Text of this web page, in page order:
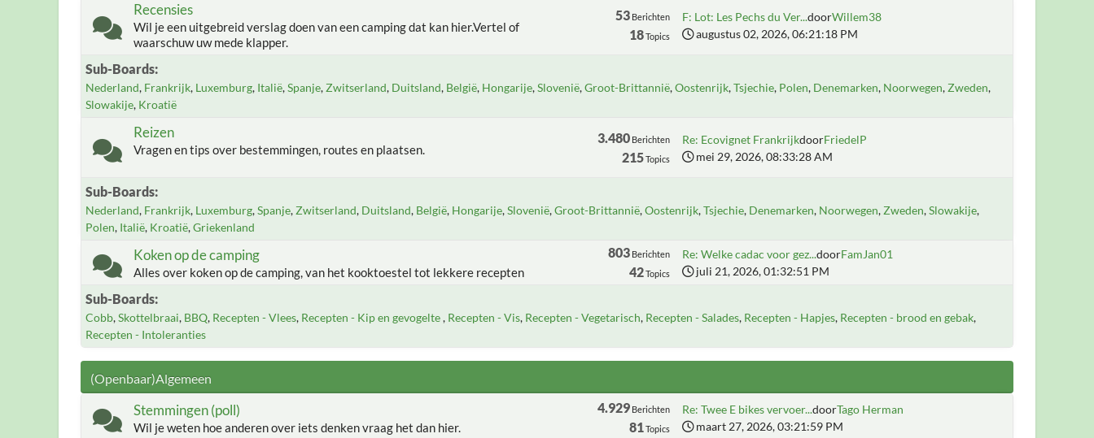
Recensies
Wil je een uitgebreid verslag doen van een camping dat kan hier.Vertel of
waarschuw uw mede klapper.
53Berichten
18Topics
F: Lot: Les Pechs du Ver...doorWillem38
augustus 02, 2026, 06:21:18 PM
Sub-Boards
Nederland Frankrijk Luxemburg Italië Spanje Zwitserland Duitsland België Hongarije Slovenië Groot-Brittannië Oostenrijk Tsjechie Polen Denemarken Noorwegen Zweden
Slowakije Kroatië
Reizen
Vragen en tips over bestemmingen, routes en plaatsen.
3.480Berichten
215Topics
Re: Ecovignet FrankrijkdoorFriedelP
mei 29, 2026, 08:33:28 AM
Sub-Boards
Nederland Frankrijk Luxemburg Spanje Zwitserland Duitsland België Hongarije Slovenië Groot-Brittannië Oostenrijk Tsjechie Denemarken Noorwegen Zweden Slowakije
Polen Italië Kroatië Griekenland
Koken op de camping
Alles over koken op de camping, van het kooktoestel tot lekkere recepten
803Berichten
42Topics
Re: Welke cadac voor gez...doorFamJan01
juli 21, 2026, 01:32:51 PM
Sub-Boards
Cobb Skottelbraai BBQ Recepten - Vlees Recepten - Kip en gevogelte Recepten - Vis Recepten - Vegetarisch Recepten - Salades Recepten - Hapjes Recepten - brood en gebak
Recepten - Intoleranties
(Openbaar)Algemeen
Stemmingen (poll)
Wil je weten hoe anderen over iets denken vraag het dan hier.
4.929Berichten
81 Topics
Re: Twee E bikes vervoer...doorTago Herman
maart 27, 2026, 03:21:59 PM